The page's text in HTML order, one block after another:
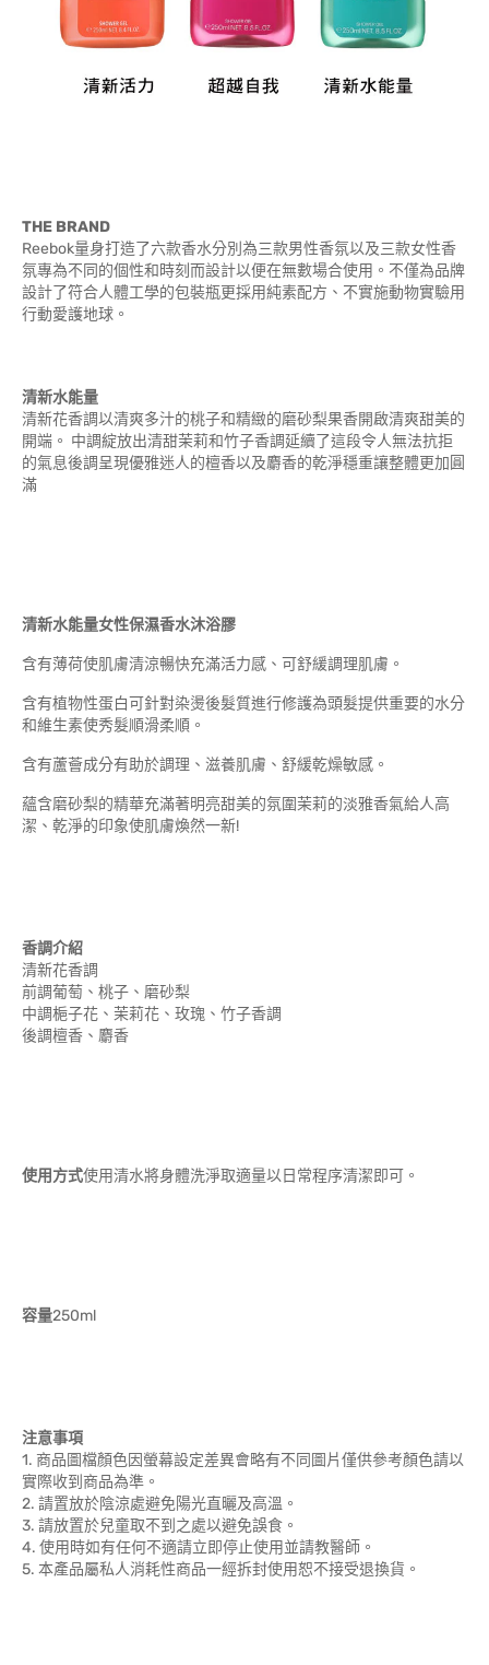
THE BRAND
Reebok量身打造了六款香水分別為三款男性香氛以及三款女性香
氛專為不同的個性和時刻而設計以便在無數場合使用。不僅為品牌
設計了符合人體工學的包裝瓶更採用純素配方、不實施動物實驗用
行動愛護地球。
清新水能量
清新花香調以清爽多汁的桃子和精緻的磨砂梨果香開啟清爽甜美的
開端。 中調綻放出清甜茉莉和竹子香調延續了這段令人無法抗拒
的氣息後調呈現優雅迷人的檀香以及麝香的乾淨穩重讓整體更加圓
滿
清新水能量女性保濕香水沐浴膠
含有薄荷使肌膚清涼暢快充滿活力感、可舒緩調理肌膚。
含有植物性蛋白可針對染燙後髮質進行修護為頭髮提供重要的水分
和維生素使秀髮順滑柔順。
含有蘆薈成分有助於調理、滋養肌膚、舒緩乾燥敏感。
蘊含磨砂梨的精華充滿著明亮甜美的氛圍茉莉的淡雅香氣給人高
潔、乾淨的印象使肌膚煥然一新!
香調介紹
清新花香調
前調葡萄、桃子、磨砂梨
中調梔子花、茉莉花、玫瑰、竹子香調
後調檀香、麝香
使用方式使用清水將身體洗淨取適量以日常程序清潔即可。
容量250ml
注意事項
1. 商品圖檔顏色因螢幕設定差異會略有不同圖片僅供參考顏色請以
實際收到商品為準。
2. 請置放於陰涼處避免陽光直曬及高溫。
3. 請放置於兒童取不到之處以避免誤食。
4. 使用時如有任何不適請立即停止使用並請教醫師。
5. 本產品屬私人消耗性商品一經拆封使用恕不接受退換貨。